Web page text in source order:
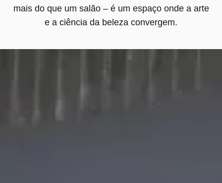
mais do que um salão – é um espaço onde a arte
e a ciência da beleza convergem.